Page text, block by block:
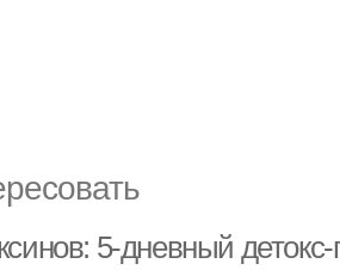
5-дневный